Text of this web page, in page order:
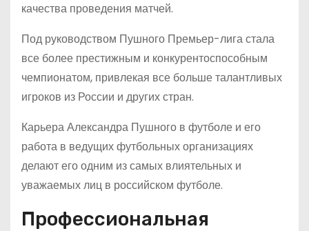
качества проведения матчей.
Под руководством Пушного Премьер-лига стала
все более престижным и конкурентоспособным
чемпионатом, привлекая все больше талантливых
игроков из России и других стран.
Карьера Александра Пушного в футболе и его
работа в ведущих футбольных организациях
делают его одним из самых влиятельных и
уважаемых лиц в российском футболе.
Профессиональная